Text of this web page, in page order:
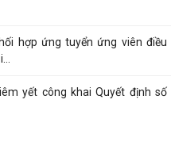
hợp ứng tuyển ứng viên điều
yết công khai Quyết định số